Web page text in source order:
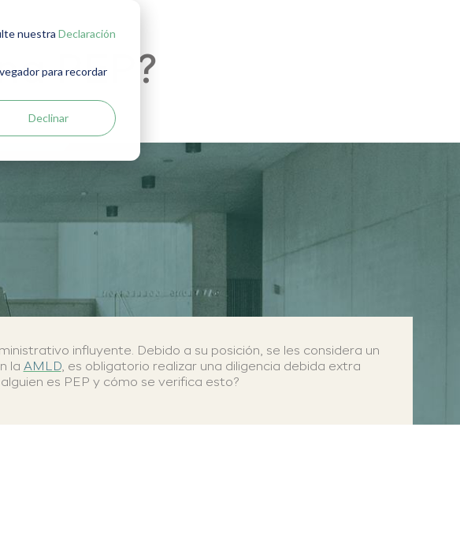
nuestra Declaración
para recordar
Declinar
PEP?
influyente. Debido a su posición, se les considera un
la AMLD, es obligatorio realizar una diligencia debida extra
es PEP y cómo se verifica esto?